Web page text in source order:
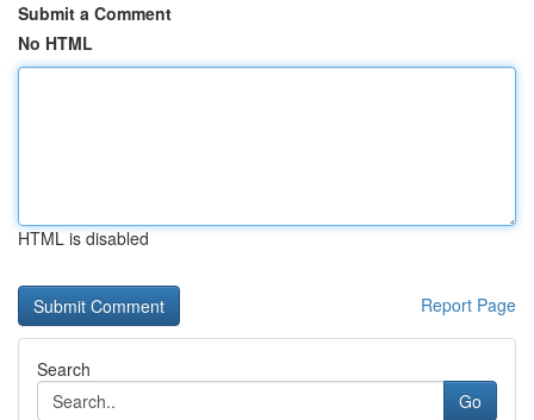
Submit a Comment
No HTML
HTML is disabled
Report Page
Search
Go